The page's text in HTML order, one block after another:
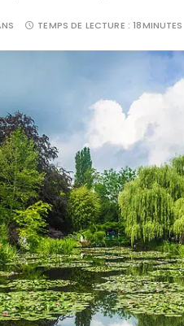
TEMPS DE LECTURE :18MINUTES